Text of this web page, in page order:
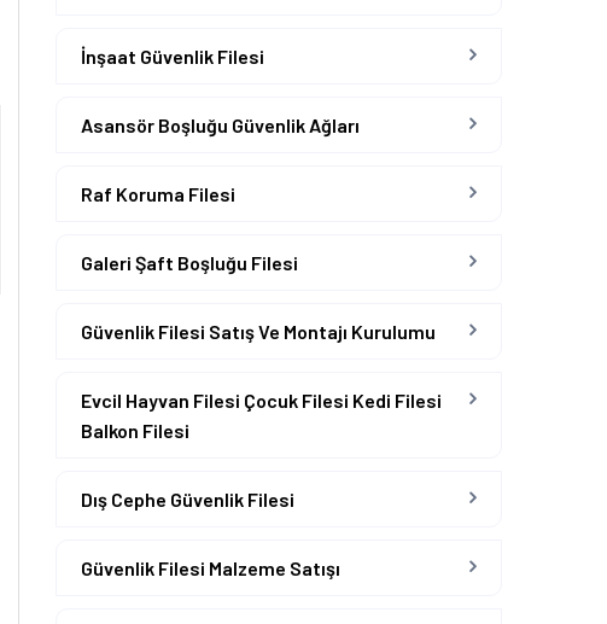
İnşaat Güvenlik Filesi
Asansör Boşluğu Güvenlik Ağları
Raf Koruma Filesi
Galeri Şaft Boşluğu Filesi
Güvenlik Filesi Satış Ve Montajı Kurulumu
Evcil Hayvan Filesi Çocuk Filesi Kedi Filesi
Balkon Filesi
Dış Cephe Güvenlik Filesi
Güvenlik Filesi Malzeme Satışı